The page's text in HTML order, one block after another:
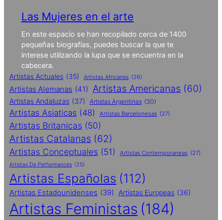
Las Mujeres en el arte
En este espacio se han recopilado cerca de 1400
pequeñas biografías, puedes buscar la que te
interese utilizando la lupa que se encuentra en la
cabecera.
Artistas Actuales (35) Artistas Africanas (26)
Artistas Alemanas (41) Artistas Americanas (60)
Artistas Andaluzas (37) Artistas Argentinas (30)
Artistas Asiaticas (48) Artistas Barcelonesas (27)
Artistas Britanicas (50)
Artistas Catalanas (62)
Artistas Conceptuales (51) Artistas Contemporaneas (27)
Artistas De Performances (25)
Artistas Españolas (112)
Artistas Estadounidenses (39) Artistas Europeas (36)
Artistas Feministas (184)